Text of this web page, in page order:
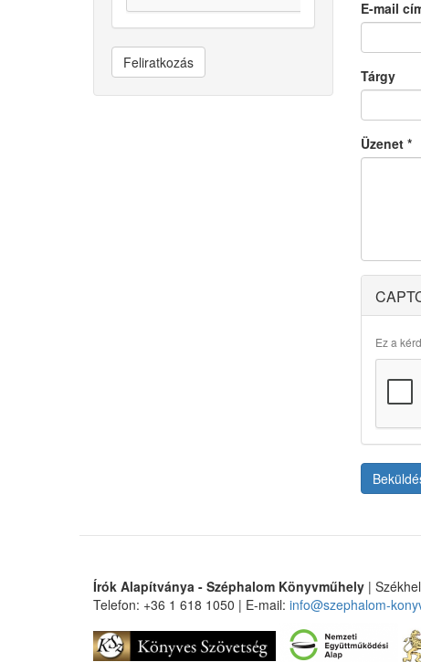
Feliratkozás
E-mail
Tárgy
Üzenet *
Ez a
Írók Alapítványa - Széphalom Könyvműhely |
Telefon: +36 1 618 1050 | E-mail: info@szephalom-